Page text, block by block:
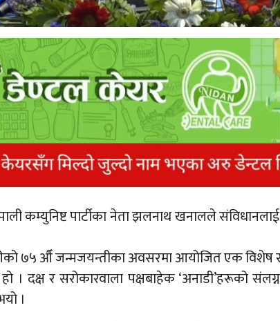
कम्युनिष्ट पार्टीका नेता झलनाथ खनालले
७५ औँ जन्मजयन्तीका अवसरमा आयोजित एक विशेष
। दक्ष र सरोकारवाला पक्षबाहेक ‘अनाडी’हरूको
।